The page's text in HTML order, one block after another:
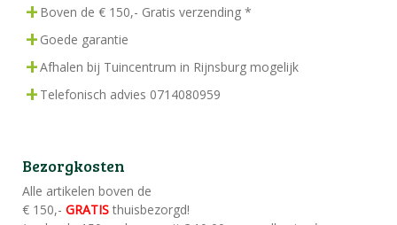
Boven de € 150,- Gratis verzending *
Goede garantie
Afhalen bij Tuincentrum in Rijnsburg mogelijk
Telefonisch advies 0714080959
Bezorgkosten
Alle artikelen boven de
€ 150,- GRATIS thuisbezorgd!